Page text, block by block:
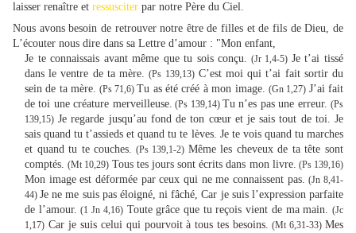
laisser renaître et ressusciter par notre Père du Ciel.
Nous avons besoin de retrouver notre être de filles et de fils de Dieu, de
L’écouter nous dire dans sa Lettre d’amour : "Mon enfant,
Je te connaissais avant même que tu sois conçu. (Jr 1,4-5) Je t’ai tissé
dans le ventre de ta mère.(Ps 139,13) C’est moi qui t’ai fait sortir du
sein de ta mère. (Ps 71,6) Tu as été créé à mon image. (Gn 1,27) J’ai fait
de toi une créature merveilleuse. (Ps 139,14) Tu n’es pas une erreur.(Ps
139,15) Je regarde jusqu’au fond de ton cœur et je sais tout de toi. Je
sais quand tu t’assieds et quand tu te lèves. Je te vois quand tu marches
et quand tu te couches. (Ps 139,1-2) Même les cheveux de ta tête sont
comptés.(Mt 10,29) Tous tes jours sont écrits dans mon livre. (Ps 139,16)
Mon image est déformée par ceux qui ne me connaissent pas.(Jn 8,41-
44) Je ne me suis pas éloigné, ni fâché, Car je suis l’expression parfaite
de l’amour.(1 Jn 4,16) Toute grâce que tu reçois vient de ma main.(Jc
1,17) Car je suis celui qui pourvoit à tous tes besoins. (Mt 6,31-33)Mes